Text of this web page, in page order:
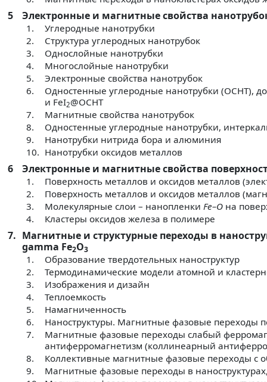
5 Электронные и магнитные свойства
1.
Углеродные нанотрубки
2.
Структура углеродных нанотрубок
3.
Однослойные нанотрубки
4.
Многослойные нанотрубки
5.
Электронные свойства нанотрубок
6.
Одностенные углеродные нанотрубки (ОСНТ),
и FeI2@ОСНТ
7.
Магнитные свойства нанотрубок
8.
Одностенные углеродные нанотрубки,
9.
Нанотрубки нитрида бора и алюминия
10. Нанотрубки оксидов металлов
6 Электронные и магнитные свойства
1.
Поверхность металлов и оксидов металлов
2.
Поверхность металлов и оксидов металлов
3.
Молекулярные слои – нанопленки Fe–O на
4.
Кластеры оксидов железа в полимере
7. Магнитные и структурные переходы в
gamma Fe2O3
1.
Образование твердотельных наноструктур
2.
Термодинамические модели атомной и
3.
Изображения и дизайн
4.
Теплоемкость
5.
Намагниченность
6.
Наноструктуры. Магнитные фазовые переходы
7.
Магнитные фазовые переходы слабый
антиферромагнетизм (коллинеарный
8.
Коллективные магнитные фазовые переходы с
9.
Магнитные фазовые переходы в